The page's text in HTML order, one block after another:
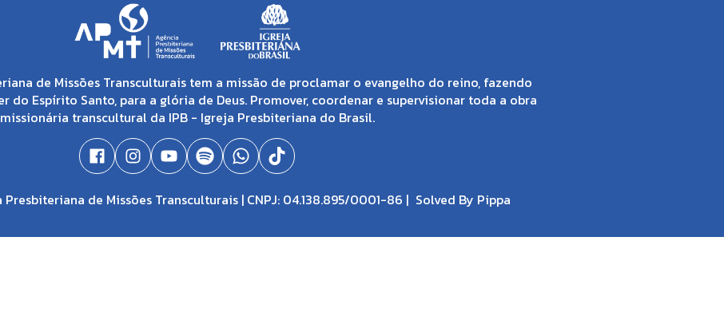
de Missões Transculturais tem a missão de proclamar o evangelho do reino, fazendo
do Espírito Santo, para a glória de Deus. Promover, coordenar e supervisionar toda a obra
missionária transcultural da IPB - Igreja Presbiteriana do Brasil.
de Missões Transculturais | CNPJ: 04.138.895/0001-86 | Solved By Pippa